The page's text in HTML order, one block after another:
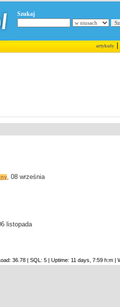
Szukaj
artykuły|
, 08 września
listopada
36.78 | SQL: 5 | Uptime: 11 days, 7:59 h:m